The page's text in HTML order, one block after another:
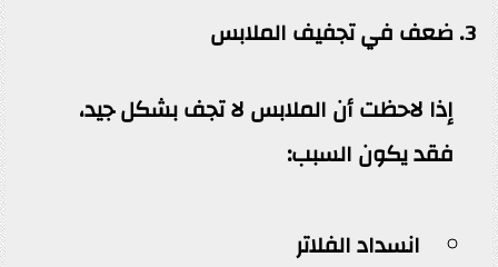
3. ضعف في تجفيف الملابس
إذا لاحظت أن الملابس لا تجف بشكل جيد،
فقد يكون السبب:
انسداد الفلاتر